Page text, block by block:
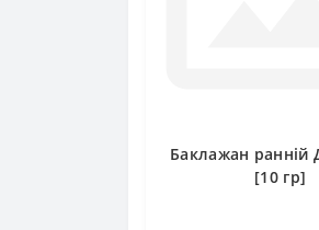
Баклажан ранній
[10 гр]